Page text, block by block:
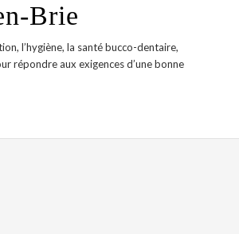
Brie
l’hygiène, la santé bucco-dentaire,
répondre aux exigences d’une bonne